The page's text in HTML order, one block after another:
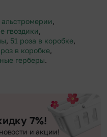
,
гвоздики,
, 51 роза в коробке,
в коробке,
герберы.
7%!
и акции!